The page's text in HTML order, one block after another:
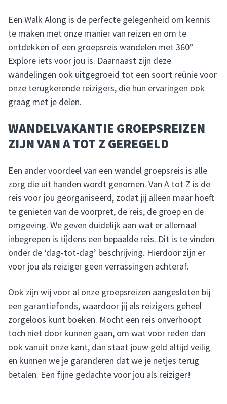
Een Walk Along is de perfecte gelegenheid om kennis
te maken met onze manier van reizen en om te
ontdekken of een groepsreis wandelen met 360°
Explore iets voor jou is. Daarnaast zijn deze
wandelingen ook uitgegroeid tot een soort reünie voor
onze terugkerende reizigers, die hun ervaringen ook
graag met je delen.
WANDELVAKANTIE GROEPSREIZEN
ZIJN VAN A TOT Z GEREGELD
Een ander voordeel van een wandel groepsreis is alle
zorg die uit handen wordt genomen. Van A tot Z is de
reis voor jou georganiseerd, zodat jij alleen maar hoeft
te genieten van de voorpret, de reis, de groep en de
omgeving. We geven duidelijk aan wat er allemaal
inbegrepen is tijdens een bepaalde reis. Dit is te vinden
onder de ‘dag-tot-dag’ beschrijving. Hierdoor zijn er
voor jou als reiziger geen verrassingen achteraf.
Ook zijn wij voor al onze groepsreizen aangesloten bij
een garantiefonds, waardoor jij als reizigers geheel
zorgeloos kunt boeken. Mocht een reis onverhoopt
toch niet door kunnen gaan, om wat voor reden dan
ook vanuit onze kant, dan staat jouw geld altijd veilig
en kunnen we je garanderen dat we je netjes terug
betalen. Een fijne gedachte voor jou als reiziger!